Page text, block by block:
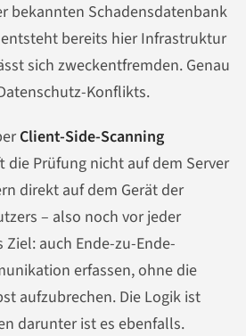
bekannten Schadensdatenbank
bereits hier Infrastruktur
sich zweckentfremden. Genau
Konflikts.
Client-Side-Scanning
die Prüfung nicht auf dem Server
direkt auf dem Gerät der
– also noch vor jeder
Ziel: auch Ende-zu-Ende-
erfassen, ohne die
aufzubrechen. Die Logik ist
darunter ist es ebenfalls.